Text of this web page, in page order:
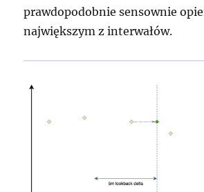
prawdopodobnie sensownie
największym z interwałów.